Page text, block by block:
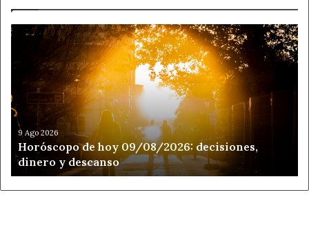
Horóscopo
09/08/2026:
decisiones,
dinero
y
descanso
9 Ago 2026
Horóscopo de hoy 09/08/2026: decisiones,
dinero y descanso